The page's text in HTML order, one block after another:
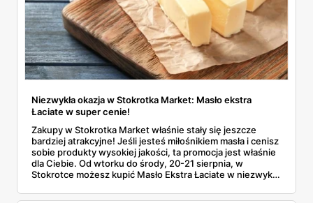
Niezwykła okazja w Stokrotka Market: Masło ekstra
Łaciate w super cenie!
Zakupy w Stokrotka Market właśnie stały się jeszcze
bardziej atrakcyjne! Jeśli jesteś miłośnikiem masła i cenisz
sobie produkty wysokiej jakości, ta promocja jest właśnie
dla Ciebie. Od wtorku do środy, 20-21 sierpnia, w
Stokrotce możesz kupić Masło Ekstra Łaciate w niezwykle